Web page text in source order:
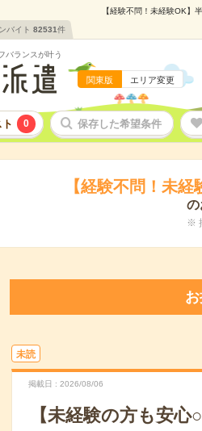
【経験不問！未経験OK】
バイト 82531件
バランスが叶う
関東版 エリア変更
0 保存した希望条件
【経験不問！未
の
※
未読
掲載日 2026/08/06
【未経験の方も安